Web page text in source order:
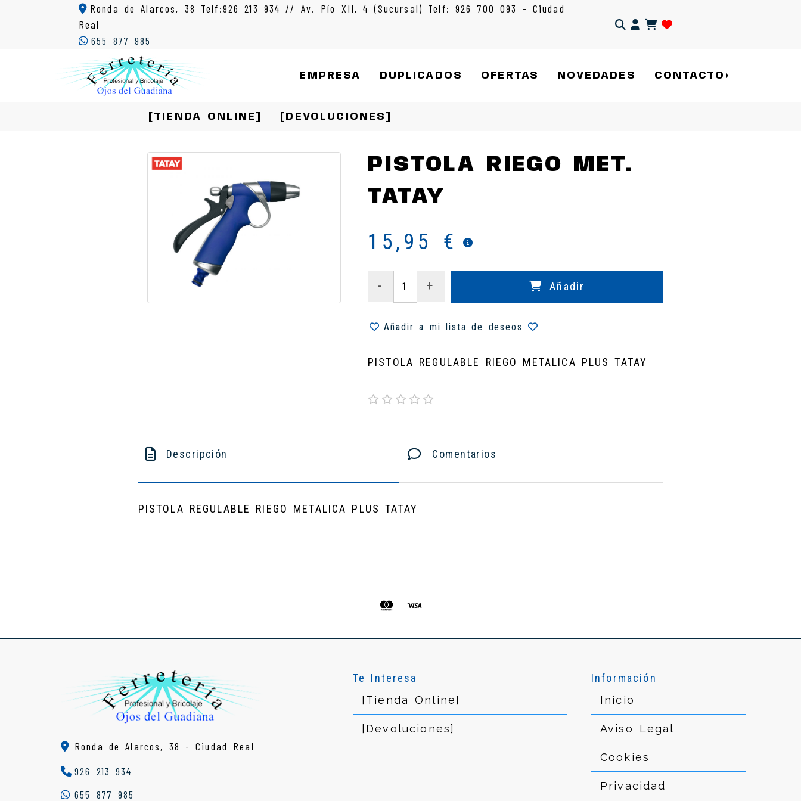
Ronda de Alarcos, 38 Telf:926 213 934 // Av. Pío XII, 4 (Sucursal) Telf: 926 700 093 - Ciudad
Real
655 877 985
Identifícate
EMPRESA DUPLICADOS OFERTAS NOVEDADES CONTACTO
[TIENDA ONLINE] [DEVOLUCIONES]
PISTOLA RIEGO MET.
TATAY
15,95 €
- + Añadir
Añadir a mi lista de deseos
PISTOLA REGULABLE RIEGO METALICA PLUS TATAY
Descripción Comentarios
PISTOLA REGULABLE RIEGO METALICA PLUS TATAY
Ronda de Alarcos, 38 -Ciudad Real
926 213 934
655 877 985
Te Interesa
[Tienda Online]
[Devoluciones]
Información
Inicio
Aviso Legal
Cookies
Privacidad